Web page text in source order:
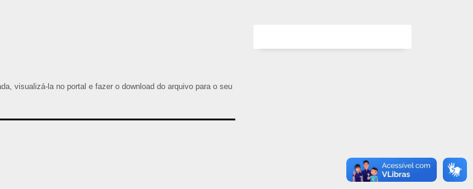
visualizá-la no portal e fazer o download do arquivo para o seu